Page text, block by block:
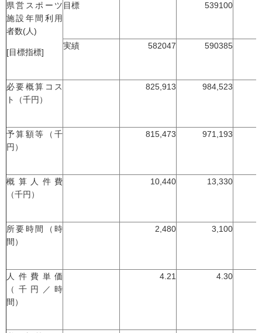
県営スポーツ
施設年間利用
者数(人)
[目標指標]
目標 539100
実績 582047 590385
必要概算コス
ト（千円）
825,913 984,523
予算額等（千
円）
815,473 971,193
概算人件費
（千円）
10,440 13,330
所要時間（時
間）
2,480 3,100
人件費単価
（千円／時
間）
4.21 4.30